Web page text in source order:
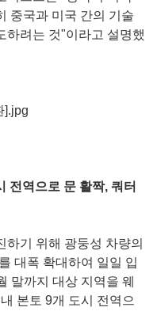
중국과 미국 간의 기술
하려는 것"이라고 설명했
전역으로 문 활짝, 쿼터
하기 위해 광둥성 차량의
대폭 확대하여 일일 입
말까지 대상 지역을 웨
본토 9개 도시 전역으